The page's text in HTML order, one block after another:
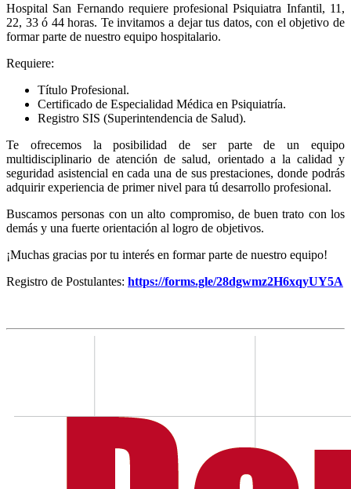
Hospital San Fernando requiere profesional Psiquiatra Infantil, 11,
22, 33 ó 44 horas. Te invitamos a dejar tus datos, con el objetivo de
formar parte de nuestro equipo hospitalario.
Requiere:
Título Profesional.
Certificado de Especialidad Médica en Psiquiatría.
Registro SIS (Superintendencia de Salud).
Te ofrecemos la posibilidad de ser parte de un equipo
multidisciplinario de atención de salud, orientado a la calidad y
seguridad asistencial en cada una de sus prestaciones, donde podrás
adquirir experiencia de primer nivel para tú desarrollo profesional.
Buscamos personas con un alto compromiso, de buen trato con los
demás y una fuerte orientación al logro de objetivos.
¡Muchas gracias por tu interés en formar parte de nuestro equipo!
Registro de Postulantes: https://forms.gle/28dgwmz2H6xqyUY5A